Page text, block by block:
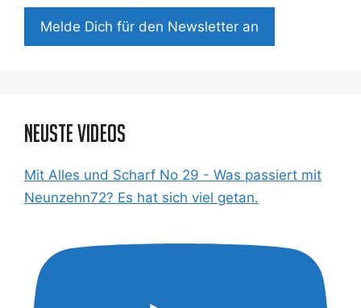
Mel­de Dich für den News­let­ter an
Neuste Videos
Mit Alles und Scharf No 29 - Was passiert mit
Neunzehn72? Es hat sich viel getan.